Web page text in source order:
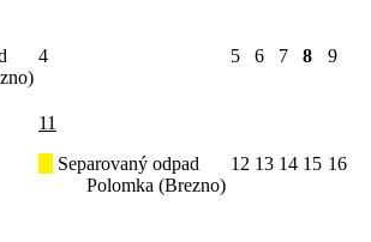
4 5 6 7 8 9
11
Separovaný odpad
Polomka (Brezno)
12 13 14 15 16